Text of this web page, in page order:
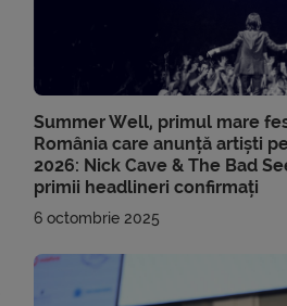
Summer Well, primul mare
România care anunță artiști
2026: Nick Cave & The Bad
primii headlineri confirmați
6 octombrie 2025